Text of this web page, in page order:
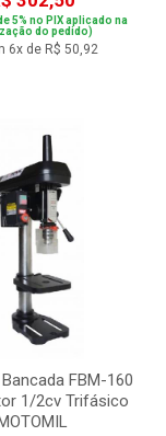
5% no PIX aplicado na
do pedido)
6x de R$ 50,92
FBM-160
1/2cv Trifásico